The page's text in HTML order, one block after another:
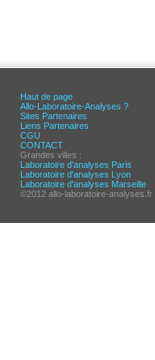
Haut de page
Allo-Laboratoire-Analyses ?
Sites Partenaires
Liens Partenaires
CGU
CONTACT
Grandes villes :
Laboratoire d'analyses Paris
Laboratoire d'analyses Lyon
Laboratoire d'analyses Marseille
©2012 allo-laboratoire-analyses.fr